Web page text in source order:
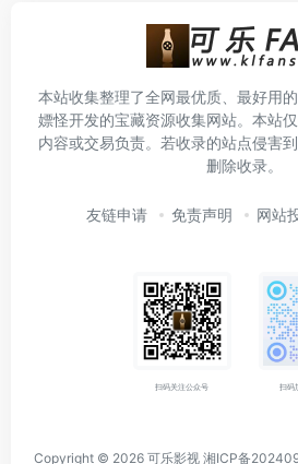
本站收集整理了全网最优质、最好用
嫖怪开发的宝藏资源收集网站。本站
内容或交易负责。若收录的站点侵害
删除收录。
友链申请 免责声明 网站
扫码关注公众号 扫码
Copyright © 2026 可乐影视 湘ICP备